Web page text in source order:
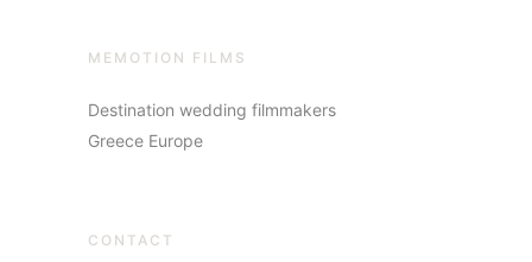
MEMOTION FILMS
Destination wedding filmmakers
Greece Europe
CONTACT